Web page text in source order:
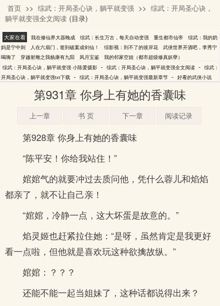
小陈爱摄影
首页 >> 综武：开局圣心诀，躺平就变强 >> 综武：开局圣心诀，
躺平就变强全文阅读 (目录)
大家在看 我在修仙界大器晚成 综武：长生万古，每天自动变强 重生都市仙帝
综武：我的奶
妈是宁中则
人在六扇门，签到破案成剑仙！ 综影视：到不了的彼岸花
武侠世界开酒吧，李秀宁
喝嗨了
穿越射雕之我杨康有九阳 风月宝鉴
我的邻家空姐（都市超级修真妖孽）
综武：开局圣心诀，躺平就变强 小陈爱摄影 - 综武：开局圣心诀，躺平就变强全文阅读 - 综武：
开局圣心诀，躺平就变强txt下载 - 综武：开局圣心诀，躺平就变强最新章节 - 好看的武侠小说
第931章 你身上有她的香囊味
上一章 书 页 下一章 阅读记录
第928章 你身上有她的香囊味
“陈平安！你给我站住！”
婠婠气的就要冲过去质问他，凭什么蓉儿和焰焰
都亲了，就不让自己亲！
“婠婠，冷静一点，这大坏蛋是故意的。”
焰灵姬也赶紧拉住她：“是呀，虽然肯定是我更好
看一点啦，但他就是喜欢玩这种欲擒故纵。”
婠婠：？？？
还能不能一起当姐妹了，这种话都说得出来？